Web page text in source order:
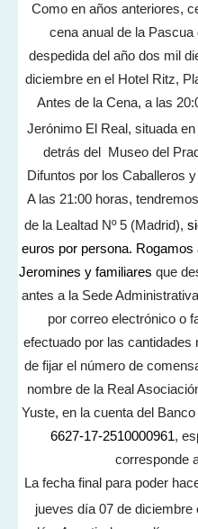
Como en años anteriores,
cena anual de la
despedida del año dos mil
diciembre en el Hotel Ritz,
Antes de la Cena, a las
Jerónimo El Real, situada
detrás del Museo del
Difuntos por los Caballeros
A las 21:00 horas,
de la Lealtad Nº 5 (Madrid),
euros por persona.
Jeromines y familiares que
antes a la Sede
por correo electrónico o
efectuado por las cantidades
de fijar el número de
nombre de la Real
Yuste, en la cuenta del
6627-17-2510000961,
corresponde
La fecha final para poder
jueves día 07 de